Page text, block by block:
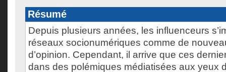
Résumé
Depuis plusieurs années, les influenceurs
réseaux socionumériques comme de
d’opinion. Cependant, il arrive que ces
dans des polémiques médiatisées aux yeux